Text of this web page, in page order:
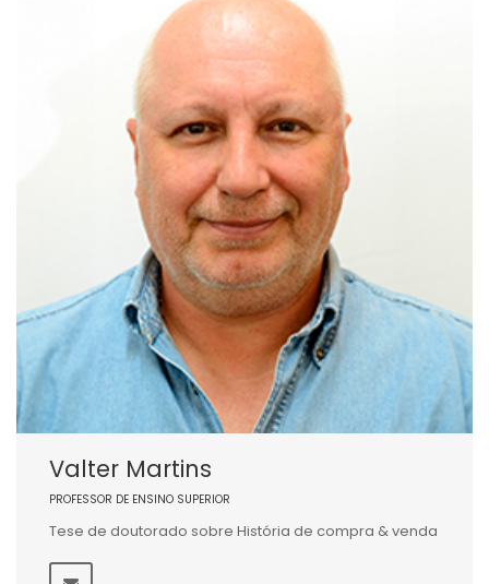
Valter Martins
PROFESSOR DE ENSINO SUPERIOR
Tese de doutorado sobre História de compra & venda